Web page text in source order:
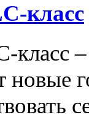
класс
класс
новые